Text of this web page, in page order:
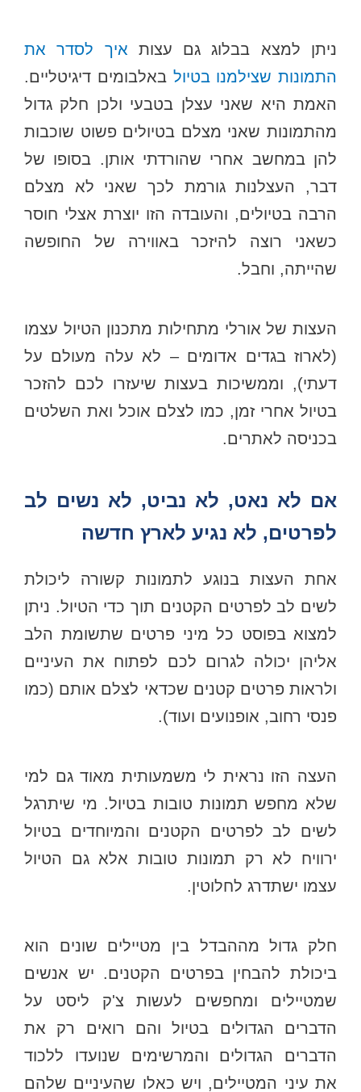
ניתן למצא בבלוג גם עצות איך לסדר את
התמונות שצילמנו בטיול באלבומים דיגיטליים.
האמת היא שאני עצלן בטבעי ולכן חלק גדול
מהתמונות שאני מצלם בטיולים פשוט שוכבות
להן במחשב אחרי שהורדתי אותן. בסופו של
דבר, העצלנות גורמת לכך שאני לא מצלם
הרבה בטיולים, והעובדה הזו יוצרת אצלי חוסר
כשאני רוצה להיזכר באווירה של החופשה
שהייתה, וחבל.
העצות של אורלי מתחילות מתכנון הטיול עצמו
(לארוז בגדים אדומים – לא עלה מעולם על
דעתי), וממשיכות בעצות שיעזרו לכם להזכר
בטיול אחרי זמן, כמו לצלם אוכל ואת השלטים
בכניסה לאתרים.
אם לא נאט, לא נביט, לא נשים לב
לפרטים, לא נגיע לארץ חדשה
אחת העצות בנוגע לתמונות קשורה ליכולת
לשים לב לפרטים הקטנים תוך כדי הטיול. ניתן
למצוא בפוסט כל מיני פרטים שתשומת הלב
אליהן יכולה לגרום לכם לפתוח את העיניים
ולראות פרטים קטנים שכדאי לצלם אותם (כמו
פנסי רחוב, אופנועים ועוד).
העצה הזו נראית לי משמעותית מאוד גם למי
שלא מחפש תמונות טובות בטיול. מי שיתרגל
לשים לב לפרטים הקטנים והמיוחדים בטיול
ירוויח לא רק תמונות טובות אלא גם הטיול
עצמו ישתדרג לחלוטין.
חלק גדול מההבדל בין מטיילים שונים הוא
ביכולת להבחין בפרטים הקטנים. יש אנשים
שמטיילים ומחפשים לעשות צ'ק ליסט על
הדברים הגדולים בטיול והם רואים רק את
הדברים הגדולים והמרשימים שנועדו ללכוד
את עיני המטיילים, ויש כאלו שהעיניים שלהם